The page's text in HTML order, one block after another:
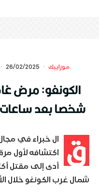
موزاييك ·
26/02/2025
·
شخصا بعد
ق
ال خبراء في
اكتشافه لأول
شمال غرب الكونغو خلال